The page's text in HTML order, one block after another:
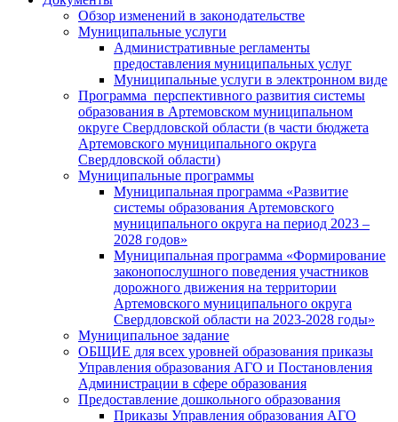
Обзор изменений в законодательстве
Муниципальные услуги
Административные регламенты
предоставления муниципальных услуг
Муниципальные услуги в электронном виде
Программа перспективного развития системы
образования в Артемовском муниципальном
округе Свердловской области (в части бюджета
Артемовского муниципального округа
Свердловской области)
Муниципальные программы
Муниципальная программа «Развитие
системы образования Артемовского
муниципального округа на период 2023 –
2028 годов»
Муниципальная программа «Формирование
законопослушного поведения участников
дорожного движения на территории
Артемовского муниципального округа
Свердловской области на 2023-2028 годы»
Муниципальное задание
ОБЩИЕ для всех уровней образования приказы
Управления образования АГО и Постановления
Администрации в сфере образования
Предоставление дошкольного образования
Приказы Управления образования АГО